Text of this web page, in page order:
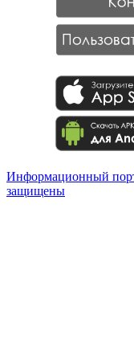
Информационный
защищены